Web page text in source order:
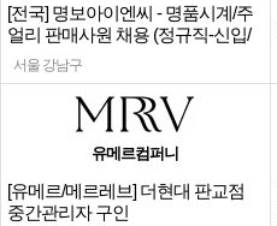
[전국] 명보아이엔씨 - 명품시계/주
얼리 판매사원 채용 (정규직-신입/
경력)
서울 강남구
유메르컴퍼니
[유메르/메르레브] 더현대 판교점
중간관리자 구인